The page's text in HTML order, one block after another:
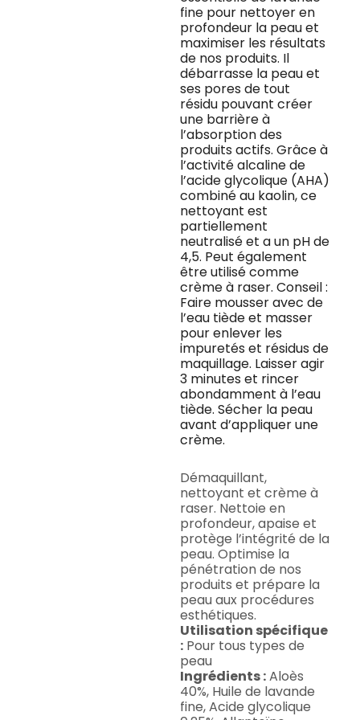
fine pour nettoyer en
profondeur la peau et
maximiser les résultats
de nos produits. Il
débarrasse la peau et
ses pores de tout
résidu pouvant créer
une barrière à
l’absorption des
produits actifs. Grâce à
l’activité alcaline de
l’acide glycolique (AHA)
combiné au kaolin, ce
nettoyant est
partiellement
neutralisé et a un pH de
4,5. Peut également
être utilisé comme
crème à raser. Conseil :
Faire mousser avec de
l’eau tiède et masser
pour enlever les
impuretés et résidus de
maquillage. Laisser agir
3 minutes et rincer
abondamment à l’eau
tiède. Sécher la peau
avant d’appliquer une
crème.
Démaquillant,
nettoyant et crème à
raser. Nettoie en
profondeur, apaise et
protège l’intégrité de la
peau. Optimise la
pénétration de nos
produits et prépare la
peau aux procédures
esthétiques.
Utilisation spécifique
: Pour tous types de
peau
Ingrédients :Aloès
40%, Huile de lavande
fine, Acide glycolique